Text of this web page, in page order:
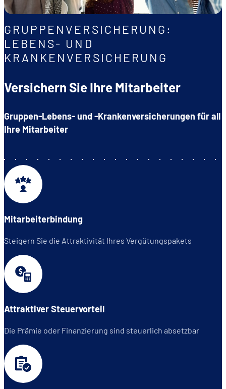
DEFR EN
GRUPPENVERSICHERUNG:
LEBENS- UND
KRANKENVERSICHERUNG
Versichern Sie Ihre Mitarbeiter
Gruppen-Lebens- und -Krankenversicherungen für all
Ihre Mitarbeiter
Mitarbeiterbindung
Steigern Sie die Attraktivität Ihres Vergütungspakets
Attraktiver Steuervorteil
Die Prämie oder Finanzierung sind steuerlich absetzbar